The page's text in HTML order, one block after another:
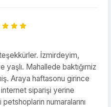
İzmirdeyim,
yaşlı. Mahallede baktığımiz
Araya haftasonu girince
siparişi yerine
numaralarını